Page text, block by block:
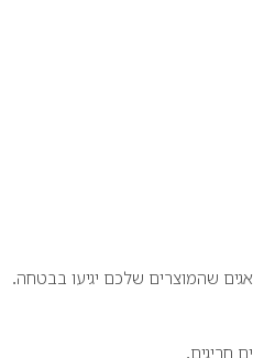
שהמוצרים שלכם יגיעו בבטחה.